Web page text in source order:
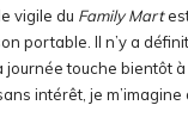
vigile du Family Mart
portable. Il n’y a
journée touche bientôt
intérêt, je